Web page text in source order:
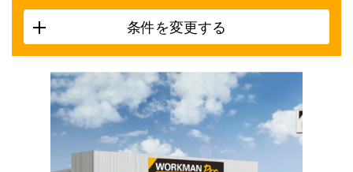
条件を変更する